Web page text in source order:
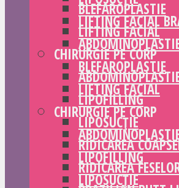
BLEFAROPLASTIE
LIFTING FACIAL
CHIRURGIE PE CORP
LIPOFILLING
LIPOSUCȚIE
RIDICAREA
RIDICAREA
LIFTING FACIAL
BLEFAROPLASTIE
LIFTING FACIAL
CHIRURGIE PE CORP
LIPOFILLING
LIPOSUCȚIE